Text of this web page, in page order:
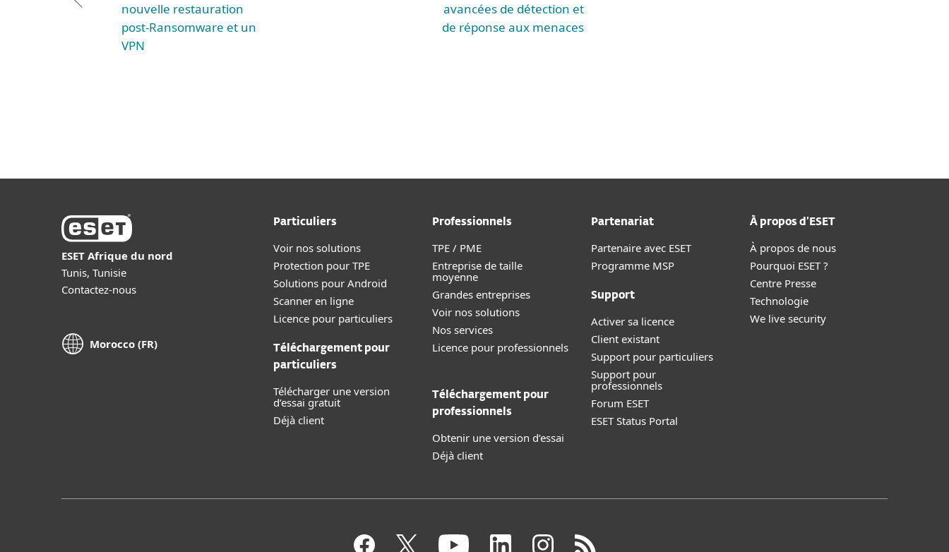
nouvelle restauration
post-Ransomware et un
VPN
avancées de détection et
de réponse aux menaces
ESET Afrique du nord
Tunis, Tunisie
Contactez-nous
Morocco (FR)
Particuliers
Voir nos solutions
Protection pour TPE
Solutions pour Android
Scanner en ligne
Licence pour particuliers
Téléchargement pour
particuliers
Télécharger une version
d’essai gratuit
Déjà client
Professionnels
TPE / PME
Entreprise de taille
moyenne
Grandes entreprises
Voir nos solutions
Nos services
Licence pour professionnels
Téléchargement pour
professionnels
Obtenir une version d’essai
Déjà client
Partenariat
Partenaire avec ESET
Programme MSP
Support
Activer sa licence
Client existant
Support pour particuliers
Support pour
professionnels
Forum ESET
ESET Status Portal
À propos d’ESET
À propos de nous
Pourquoi ESET ?
Centre Presse
Technologie
We live security